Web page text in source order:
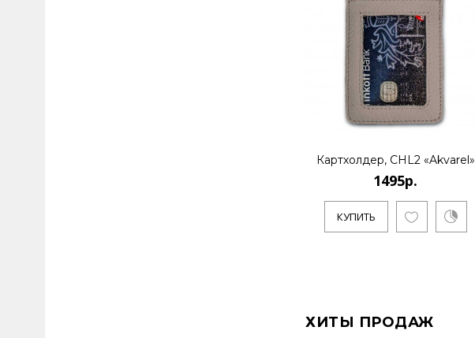
Картхолдер, CHL2 «Akvarel»
1495р.
КУПИТЬ
ХИТЫ ПРОДАЖ